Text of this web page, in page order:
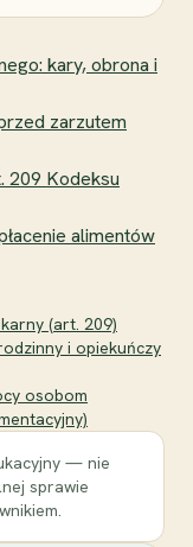
kary, obrona i
zarzutem
209 Kodeksu
alimentów
(art. 209)
i opiekuńczy
osobom
— nie
sprawie